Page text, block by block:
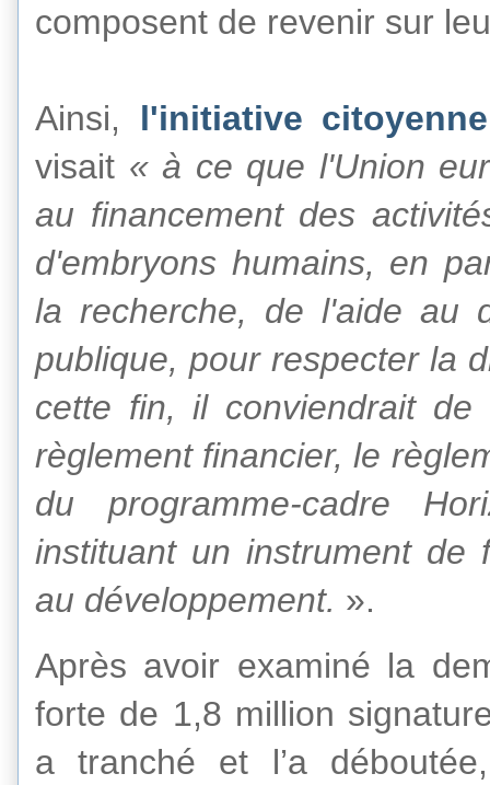
composent de revenir sur
Ainsi,
l'initiative
visait « à ce que l'Union
au financement des
d'embryons humains, en
la recherche, de l'aide au
publique, pour respecter la
cette fin, il conviendrait
règlement financier, le
du programme-cadre
instituant un instrument de
au développement. ».
Après avoir examiné la
forte de 1,8 million
a tranché et l’a